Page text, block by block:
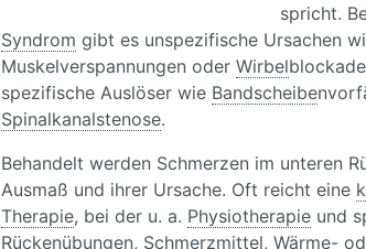
spricht.
Syndrom gibt es unspezifische Ursachen
Muskelverspannungen oder Wirbel
spezifische Auslöser wie Bandscheibe
Spinalkanalstenose.
Behandelt werden Schmerzen im unteren
Ausmaß und ihrer Ursache. Oft reicht eine
Therapie, bei der u. a. Physiotherapieund
Rückenübungen, Schmerzmittel, Wärme-